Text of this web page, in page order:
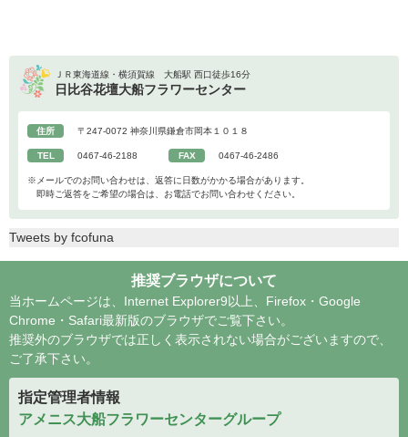
ＪＲ東海道線・横須賀線 大船駅 西口徒歩16分
日比谷花壇大船フラワーセンター
住所 〒247-0072 神奈川県鎌倉市岡本１０１８
TEL 0467-46-2188 FAX 0467-46-2486
※メールでのお問い合わせは、返答に日数がかかる場合があります。
即時ご返答をご希望の場合は、お電話でお問い合わせください。
Tweets by fcofuna
推奨ブラウザについて
当ホームページは、Internet Explorer9以上、Firefox・Google
Chrome・Safari最新版のブラウザでご覧下さい。
推奨外のブラウザでは正しく表示されない場合がございますので、
ご了承下さい。
指定管理者情報
アメニス大船フラワーセンターグループ